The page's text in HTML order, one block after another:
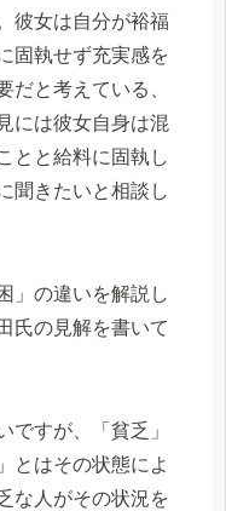
彼女は自分が裕福
固執せず充実感を
だと考えている、
には彼女自身は混
とと給料に固執し
聞きたいと相談し
」の違いを解説し
氏の見解を書いて
ですが、「貧乏」
とはその状態によ
な人がその状況を